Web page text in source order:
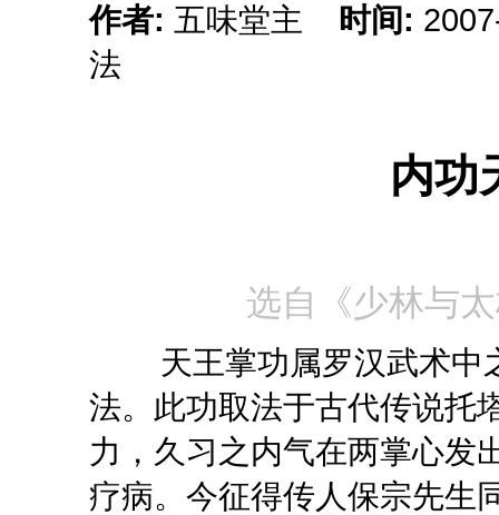
作者: 五味堂主 时间:
法
内功
选自《少林与
天王掌功属罗汉武术中
法。此功取法于古代传说托
力，久习之内气在两掌心发
疗病。今征得传人保宗先生